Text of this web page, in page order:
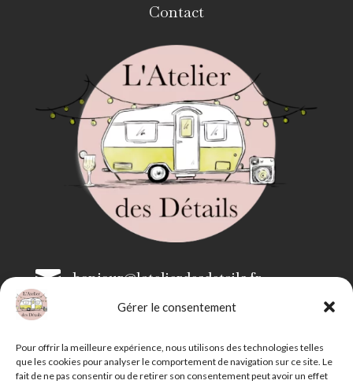
Gérer le consentement
Pour offrir la meilleure expérience, nous utilisons des technologies telles
que les cookies pour analyser le comportement de navigation sur ce site. Le
fait de ne pas consentir ou de retirer son consentement peut avoir un effet
Contact
 bonjour@latelierdesdetails.fr